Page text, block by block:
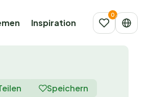
Inspiration
Speichern